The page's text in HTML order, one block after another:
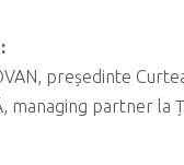
președinte
managing partner la